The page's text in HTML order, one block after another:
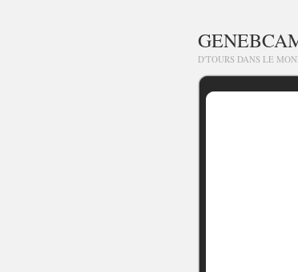
D'TOURS DANS LE